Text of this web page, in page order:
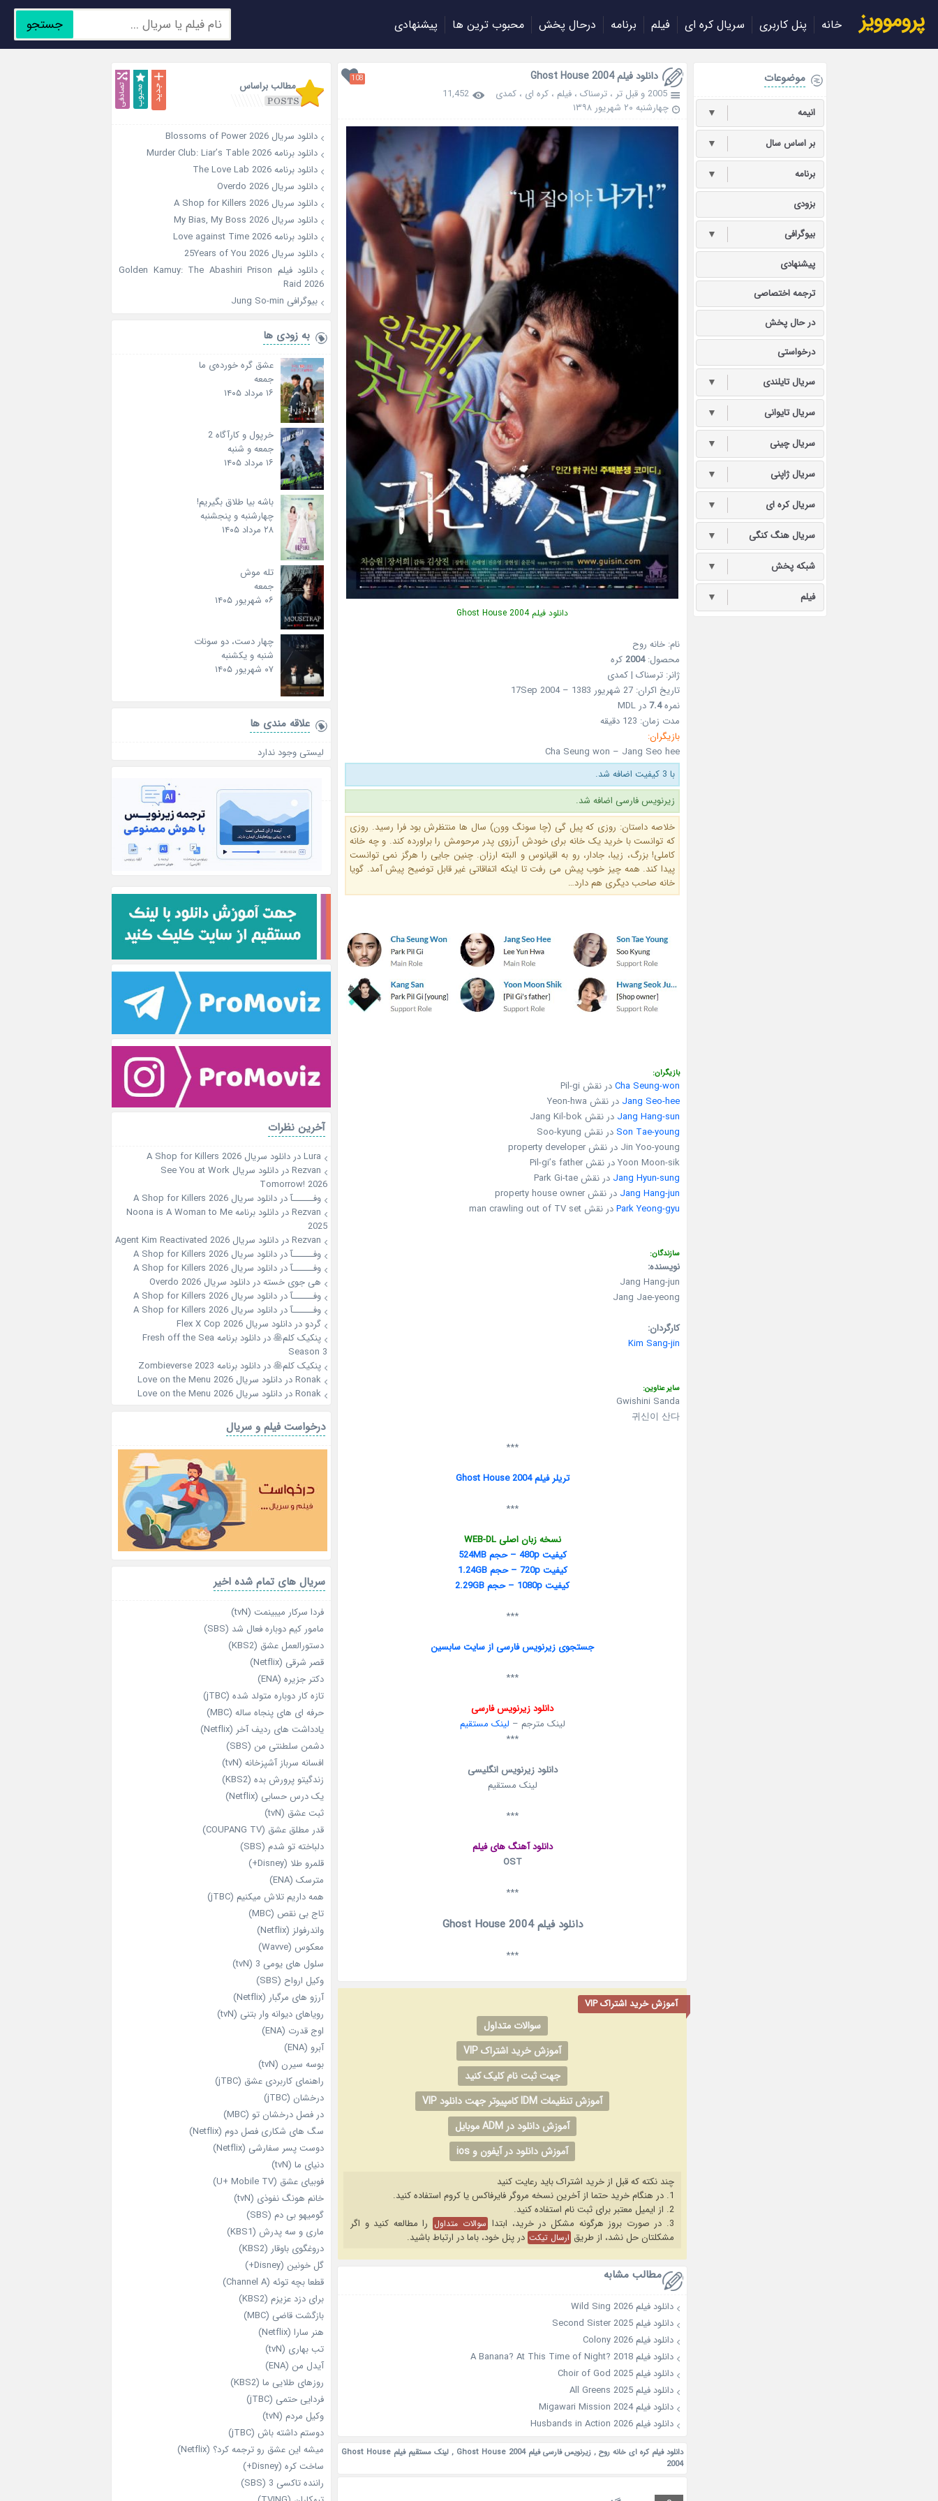
پروموویز خانه پنل کاربری سریال کره ای فیلم برنامه درحال پخش محبوب ترین ها پیشنهادی جستجو
دانلود فیلم Ghost House 2004 108
2005 و قبل تر ، ترسناک ، فیلم ، کره ای ، کمدی
11,452
چهارشنبه ۲۰ شهریور ۱۳۹۸
دانلود فیلم Ghost House 2004
نام: خانه روح
محصول:2004کره
ژانر: ترسناک | کمدی
تاریخ اکران: 27 شهریور 1383 – 17Sep 2004
نمره7.4در MDL
مدت زمان: 123 دقیقه
بازیگران:
Cha Seung won – Jang Seo hee
با 3 کیفیت اضافه شد.
زیرنویس فارسی اضافه شد.
خلاصه داستان: روزی که پیل گی (چا سونگ وون) سال ها منتظرش بود فرا رسید. روزی
که توانست با خرید یک خانه برای خودش آرزوی پدر مرحومش را براورده کند. و چه خانه
کاملی! بزرگ، زیبا، جادار، رو به اقیانوس و البته ارزان. چنین جایی را هرگز نمی توانست
پیدا کند. همه چیز خوب پیش می رفت تا اینکه اتفاقاتی غیر قابل توضیح پیش آمد. گویا
خانه صاحب دیگری هم دارد…
بازیگران:
Cha Seung-wonدر نقش Pil-gi
Jang Seo-hee در نقش Yeon-hwa
Jang Hang-sun در نقش Jang Kil-bok
Son Tae-youngدر نقش Soo-kyung
Jin Yoo-young در نقش property developer
Yoon Moon-sik در نقش Pil-gi’s father
Jang Hyun-sung در نقش Park Gi-tae
Jang Hang-jun در نقش property house owner
Park Yeong-gyuدر نقش man crawling out of TV set
سازندگان:
نویسنده:
Jang Hang-jun
Jang Jae-yeong
کارگردان:
Kim Sang-jin
سایر عناوین:
Gwishini Sanda
귀신이 산다
***
تریلر فیلم Ghost House 2004
***
نسخه زبان اصلی WEB-DL
کیفیت 480p – حجم 524MB
کیفیت 720p – حجم 1.24GB
کیفیت 1080p – حجم 2.29GB
***
جستجوی زیرنویس فارسی از سایت سابسین
***
دانلود زیرنویس فارسی
لینک مترجم – لینک مستقیم
***
دانلود زیرنویس انگلیسی
لینک مستقیم
***
دانلود آهنگ های فیلم
OST
***
دانلود فیلم Ghost House 2004
***
آموزش خرید اشتراک VIP
سوالات متداول
آموزش خرید اشتراک VIP
جهت ثبت نام کلیک کنید
آموزش تنظیمات IDM کامپیوتر جهت دانلود VIP
آموزش دانلود در ADM موبایل
آموزش دانلود در آیفون و ios
چند نکته که قبل از خرید اشتراک باید رعایت کنید
1. در هنگام خرید حتما از آخرین نسخه مروگر فایرفاکس یا کروم استفاده کنید.
2. از ایمیل معتبر برای ثبت نام استفاده کنید.
3. در صورت بروز هرگونه مشکل در خرید، ابتدا
سوالات متداول را مطالعه کنید و اگر
مشکلتان حل نشد، از طریق ارسال تیکت در پنل خود، باما در ارتباط باشید.
مطالب مشابه
دانلود فیلم Wild Sing 2026
دانلود فیلم Second Sister 2025
دانلود فیلم Colony 2026
دانلود فیلم A Banana? At This Time of Night? 2018
دانلود فیلم Choir of God 2025
دانلود فیلم All Greens 2025
دانلود فیلم Migawari Mission 2024
دانلود فیلم Husbands in Action 2026
دانلود فیلم کره ای خانه روح , زیرنویس فارسی فیلم Ghost House 2004 ,
لینک مستقیم فیلم Ghost House
2004
موضوعات
انیمه ▼
بر اساس سال ▼
برنامه ▼
بزودی
بیوگرافی ▼
پیشنهادی
ترجمه اختصاصی
در حال پخش
درخواستی
سریال تایلندی ▼
سریال تایوانی ▼
سریال چینی ▼
سریال ژاپنی ▼
سریال کره ای ▼
سریال هنگ کنگی ▼
شبکه پخش ▼
فیلم ▼
مطالب براساس
دانلود سریال Blossoms of Power 2026
دانلود برنامه Murder Club: Liar’s Table 2026
دانلود برنامه The Love Lab 2026
دانلود سریال Overdo 2026
دانلود سریال A Shop for Killers 2026
دانلود سریال My Bias, My Boss 2026
دانلود برنامه Love against Time 2026
دانلود سریال 25Years of You 2026
دانلود فیلم Golden Kamuy: The Abashiri Prison
Raid 2026
بیوگرافی Jung So-min
به زودی ها
عشق گره خورده‌ی ما
جمعه
۱۶ مرداد ۱۴۰۵
خرپول و کارآگاه 2
جمعه و شنبه
۱۶ مرداد ۱۴۰۵
باشه بیا طلاق بگیریم!
چهارشنبه و پنجشنبه
۲۸ مرداد ۱۴۰۵
تله موش
جمعه
۰۶ شهریور ۱۴۰۵
چهار دست، دو سونات
شنبه و یکشنبه
۰۷ شهریور ۱۴۰۵
علاقه‌ مندی ها
لیستی وجود ندارد
آخرین نظرات
Luraدردانلود سریال A Shop for Killers 2026
Rezvanدر
دانلود سریال See You at Work
Tomorrow! 2026
وفــــــآدردانلود سریال A Shop for Killers 2026
Rezvanدر
دانلود برنامه Noona is A Woman to Me
2025
Rezvanدردانلود سریال Agent Kim Reactivated 2026
وفــــــآدردانلود سریال A Shop for Killers 2026
وفــــــآدردانلود سریال A Shop for Killers 2026
هی جوی خستهدردانلود سریال Overdo 2026
وفــــــآدردانلود سریال A Shop for Killers 2026
وفــــــآدردانلود سریال A Shop for Killers 2026
گردو دردانلود سریال Flex X Cop 2026
پنکیک کلم🥞در
دانلود برنامه Fresh off the Sea
Season 3
پنکیک کلم🥞دردانلود برنامه Zombieverse 2023
Ronakدردانلود سریال Love on the Menu 2026
Ronakدردانلود سریال Love on the Menu 2026
درخواست فیلم و سریال
سریال های تمام شده اخیر
فردا سرکار میبینمت (tvN)
مامور کیم دوباره فعال شد (SBS)
دستورالعمل عشق (KBS2)
قصر شرقی (Netflix)
دکتر جزیره (ENA)
تازه‌ کار دوباره‌ متولد شده (jTBC)
حرفه‌ ای‌ های پنجاه‌ ساله (MBC)
یادداشت‌ های ردیف آخر (Netflix)
دشمن سلطنتی من (SBS)
افسانه سرباز آشپزخانه (tvN)
زندگیتو پرورش بده (KBS2)
یک درس حسابی (Netflix)
ثبت عشق (tvN)
قدر مطلق عشق (COUPANG TV)
دلباخته تو شدم (SBS)
قلمرو طلا (Disney+)
مترسک (ENA)
همه داریم تلاش میکنیم (jTBC)
تاج بی‌ نقص (MBC)
واندرفولز (Netflix)
معکوس (Wavve)
سلول های یومی 3 (tvN)
وکیل ارواح (SBS)
آرزو های مرگبار (Netflix)
رویاهای دیوانه‌ وار بتنی (tvN)
اوج قدرت (ENA)
آبرو (ENA)
بوسه سیرن (tvN)
راهنمای کاربردی عشق (jTBC)
درخشان (jTBC)
در فصل درخشان تو (MBC)
سگ های شکاری فصل دوم (Netflix)
دوست‌ پسر سفارشی (Netflix)
دنیای ما (tvN)
فوبیای عشق (U+ Mobile TV)
خانم هونگ نفوذی (tvN)
گومیهو بی دم (SBS)
ماری و سه پدرش (KBS1)
دروغگوی باوقار (KBS2)
گل خونین (Disney+)
قطعا بچه توئه (Channel A)
برای دزد عزیزم (KBS2)
بازگشت قاضی (MBC)
هنر سارا (Netflix)
تب بهاری (tvN)
آیدل من (ENA)
روزهای طلایی ما (KBS2)
فردایی حتمی (jTBC)
وکیل مردم (tvN)
دوستم داشته باش (jTBC)
میشه این عشق رو ترجمه کرد؟ (Netflix)
ساخت کره (Disney+)
راننده تاکسی 3 (SBS)